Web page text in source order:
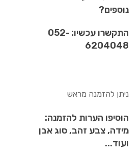
נוספים?
התקשרו עכשיו: 052-
6204048
ניתן להזמנה מראש
הוסיפו הערות להזמנה:
מידה, צבע זהב, סוג אבן
ועוד...